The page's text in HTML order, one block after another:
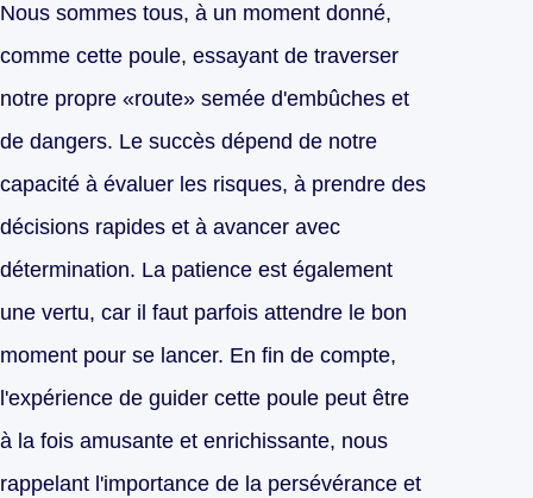
Nous sommes tous, à un moment donné,
comme cette poule, essayant de traverser
notre propre «route» semée d'embûches et
de dangers. Le succès dépend de notre
capacité à évaluer les risques, à prendre des
décisions rapides et à avancer avec
détermination. La patience est également
une vertu, car il faut parfois attendre le bon
moment pour se lancer. En fin de compte,
l'expérience de guider cette poule peut être
à la fois amusante et enrichissante, nous
rappelant l'importance de la persévérance et